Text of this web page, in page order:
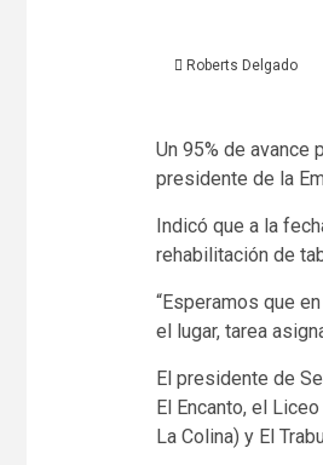
Roberts Delgado
Un 95% de avance
presidente de la
Indicó que a la
rehabilitación de
“Esperamos que
el lugar, tarea
El presidente de
El Encanto, el
La Colina) y El